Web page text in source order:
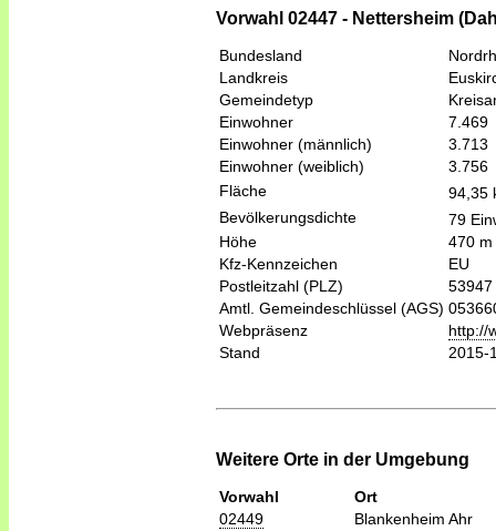
Vorwahl 02447 - Nettersheim
Bundesland
Landkreis
Gemeindetyp
Einwohner
7.469
Einwohner (männlich)
3.713
Einwohner (weiblich)
3.756
Fläche
94,35
Bevölkerungsdichte
79
Höhe
470 m
Kfz-Kennzeichen
EU
Postleitzahl (PLZ)
53947
Amtl. Gemeindeschlüssel (AGS)
Webpräsenz
http://
Stand
2015-
Weitere Orte in der Umgebung
Vorwahl
Ort
02449
Blankenheim Ahr